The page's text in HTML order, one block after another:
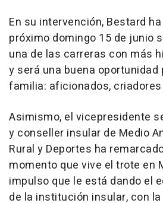
En su intervención, Bestard
próximo domingo 15 de junio
una de las carreras con más
y será una buena
familia: aficionados,
Asimismo, el vicepresidente
y conseller insular de Medio
Rural y Deportes ha
momento que vive el trote en
impulso que le está dando el
de la institución insular, con